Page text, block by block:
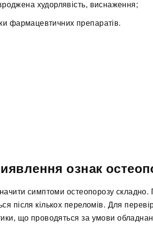
худорлявість, виснаження;
фармацевтичних препаратів.
ознак
симптоми остеопорозу складно.
після кількох переломів. Для
що проводяться за умови